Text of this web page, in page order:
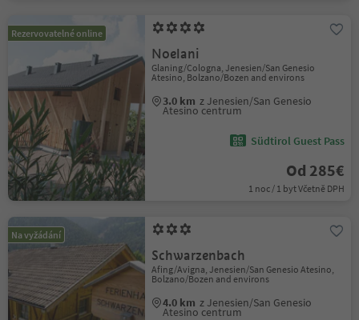
Rezervovatelné online
Noelani
Glaning/Cologna, Jenesien/San Genesio
Atesino, Bolzano/Bozen and environs
3.0 km z Jenesien/San Genesio
Atesino centrum
Südtirol Guest Pass
Od 285€
1 noc / 1 byt Včetně DPH
Na vyžádání
Schwarzenbach
Afing/Avigna, Jenesien/San Genesio Atesino,
Bolzano/Bozen and environs
4.0 km z Jenesien/San Genesio
Atesino centrum